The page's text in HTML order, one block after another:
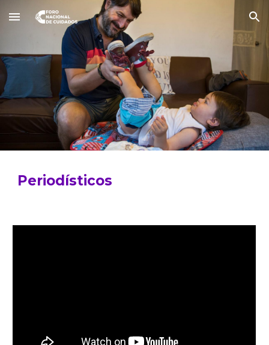
Skip to main content Skip to navigation
Periodísticos